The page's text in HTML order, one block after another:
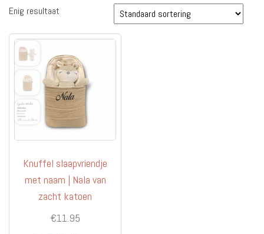
Enig resultaat
Knuffel slaapvriendje
met naam | Nala van
zacht katoen
€11.95